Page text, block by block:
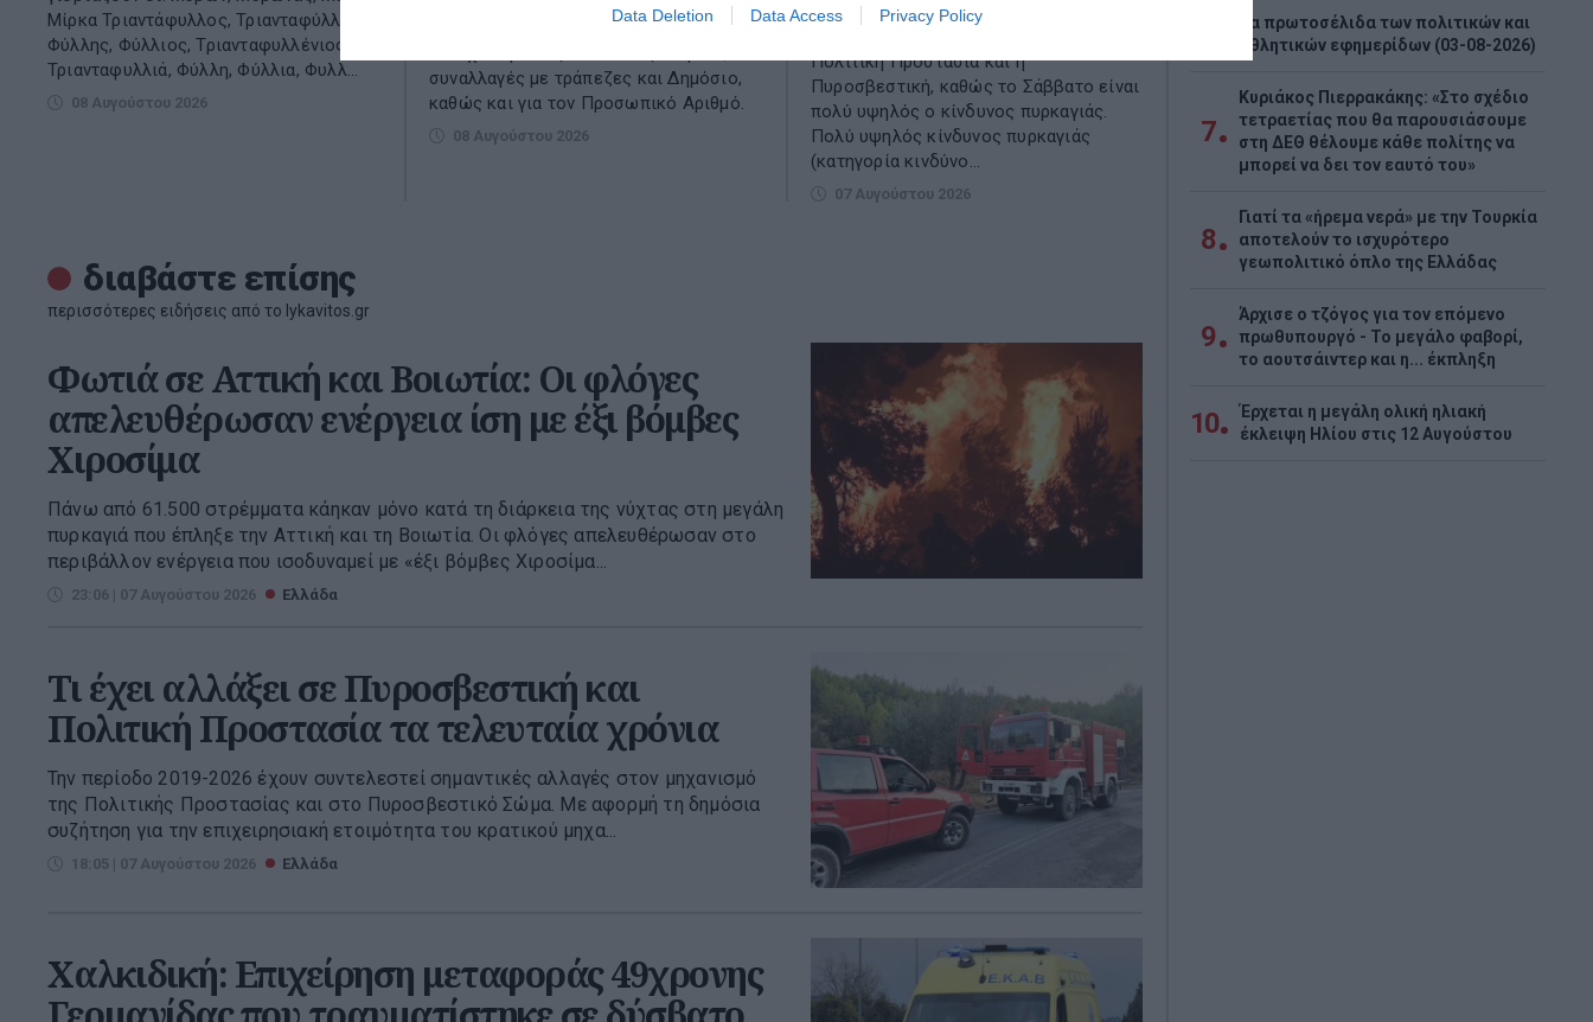
Data Deletion Data Access Privacy Policy
Μίρκα Τριαντάφυλλος, Τριανταφύλλης,
Φύλλης, Φύλλιος, Τριανταφυλλένιος,
Τριανταφυλλιά, Φύλλη, Φύλλια, Φυλλ...
08 Αυγούστου 2026
εκδώσει τη νέα αστυνομική ταυτότητα.
συναλλαγές με τράπεζες και Δημόσιο,
καθώς και για τον Προσωπικό Αριθμό.
08 Αυγούστου 2026
Πολιτική Προστασία και η
Πυροσβεστική, καθώς το Σάββατο είναι
πολύ υψηλός ο κίνδυνος πυρκαγιάς.
Πολύ υψηλός κίνδυνος πυρκαγιάς
(κατηγορία κινδύνο...
07 Αυγούστου 2026
διαβάστε επίσης
περισσότερες ειδήσεις από το lykavitos.gr
Φωτιά σε Αττική και Βοιωτία: Οι φλόγες
απελευθέρωσαν ενέργεια ίση με έξι βόμβες
Χιροσίμα
Πάνω από 61.500 στρέμματα κάηκαν μόνο κατά τη διάρκεια της νύχτας στη μεγάλη
πυρκαγιά που έπληξε την Αττική και τη Βοιωτία. Οι φλόγες απελευθέρωσαν στο
περιβάλλον ενέργεια που ισοδυναμεί με «έξι βόμβες Χιροσίμα...
23:06 | 07 Αυγούστου 2026 Ελλάδα
Τι έχει αλλάξει σε Πυροσβεστική και
Πολιτική Προστασία τα τελευταία χρόνια
Την περίοδο 2019-2026 έχουν συντελεστεί σημαντικές αλλαγές στον μηχανισμό
της Πολιτικής Προστασίας και στο Πυροσβεστικό Σώμα. Με αφορμή τη δημόσια
συζήτηση για την επιχειρησιακή ετοιμότητα του κρατικού μηχα...
18:05 | 07 Αυγούστου 2026 Ελλάδα
Χαλκιδική: Επιχείρηση μεταφοράς 49χρονης
Τα πρωτοσέλιδα των πολιτικών και
αθλητικών εφημερίδων (03-08-2026)
7
Κυριάκος Πιερρακάκης: «Στο σχέδιο
τετραετίας που θα παρουσιάσουμε
στη ΔΕΘ θέλουμε κάθε πολίτης να
μπορεί να δει τον εαυτό του»
8
Γιατί τα «ήρεμα νερά» με την Τουρκία
αποτελούν το ισχυρότερο
γεωπολιτικό όπλο της Ελλάδας
9
Άρχισε ο τζόγος για τον επόμενο
πρωθυπουργό - Το μεγάλο φαβορί,
το αουτσάιντερ και η... έκπληξη
10
Έρχεται η μεγάλη ολική ηλιακή
έκλειψη Ηλίου στις 12 Αυγούστου